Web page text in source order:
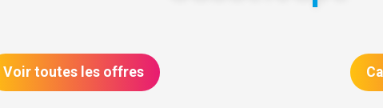
Voir toutes les offres